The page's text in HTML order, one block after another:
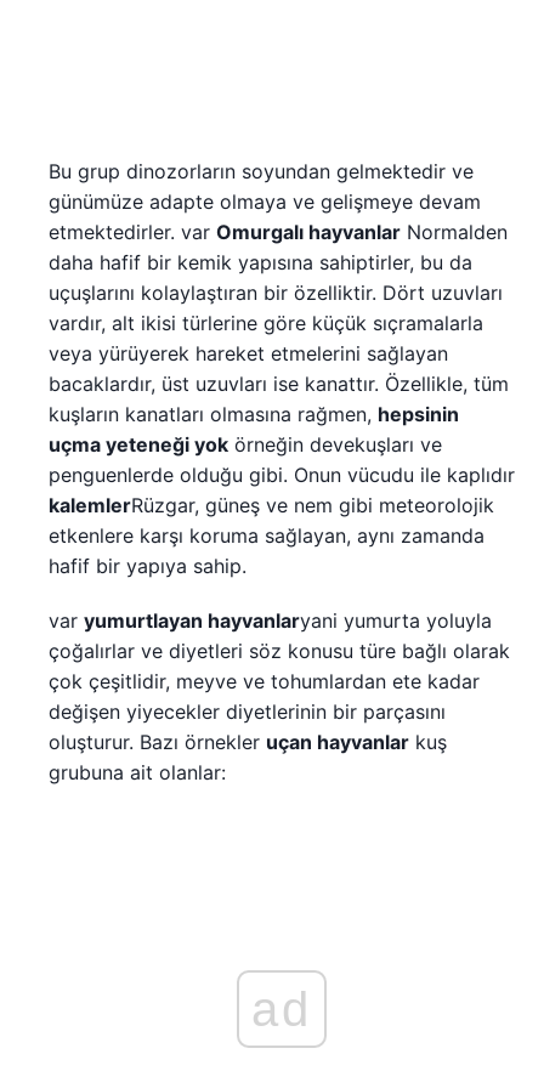
Bu grup dinozorların soyundan gelmektedir ve
günümüze adapte olmaya ve gelişmeye devam
etmektedirler. var Omurgalı hayvanlar Normalden
daha hafif bir kemik yapısına sahiptirler, bu da
uçuşlarını kolaylaştıran bir özelliktir. Dört uzuvları
vardır, alt ikisi türlerine göre küçük sıçramalarla
veya yürüyerek hareket etmelerini sağlayan
bacaklardır, üst uzuvları ise kanattır. Özellikle, tüm
kuşların kanatları olmasına rağmen, hepsinin
uçma yeteneği yok örneğin devekuşları ve
penguenlerde olduğu gibi. Onun vücudu ile kaplıdır
kalemlerRüzgar, güneş ve nem gibi meteorolojik
etkenlere karşı koruma sağlayan, aynı zamanda
hafif bir yapıya sahip.
var yumurtlayan hayvanlaryani yumurta yoluyla
çoğalırlar ve diyetleri söz konusu türe bağlı olarak
çok çeşitlidir, meyve ve tohumlardan ete kadar
değişen yiyecekler diyetlerinin bir parçasını
oluşturur. Bazı örnekler uçan hayvanlar kuş
grubuna ait olanlar:
ad